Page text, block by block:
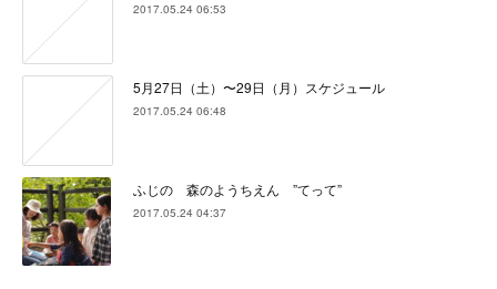
2017.05.24 06:53
5月27日（土）〜29日（月）スケジュール
2017.05.24 06:48
ふじの 森のようちえん ”てって”
2017.05.24 04:37